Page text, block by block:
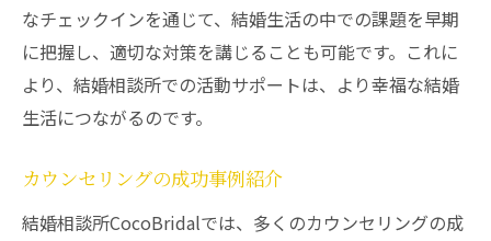
なチェックインを通じて、結婚生活の中での課題を早期
に把握し、適切な対策を講じることも可能です。これに
より、結婚相談所での活動サポートは、より幸福な結婚
生活につながるのです。
カウンセリングの成功事例紹介
結婚相談所CocoBridalでは、多くのカウンセリングの成